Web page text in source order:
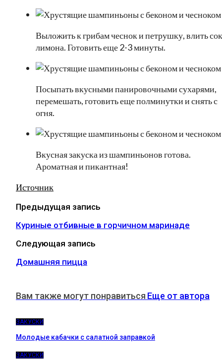
Выложить к грибам чеснок и петрушку, влить сок
лимона. Готовить еще 2-3 минуты.
Посыпать вкусными панировочными сухарями,
перемешать, готовить еще полминутки и снять с
огня.
Вкусная закуска из шампиньонов готова.
Ароматная и пикантная!
Источник
Предыдущая запись
Куриные отбивные в горчичном маринаде
Следующая запись
Домашняя пицца
Вам также могут понравиться Еще от автора
ЗАКУСКИ
Молодые кабачки с салатной заправкой
ЗАКУСКИ